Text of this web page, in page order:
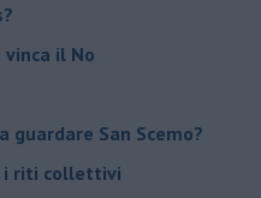
il No
guardare San Scemo?
i riti collettivi